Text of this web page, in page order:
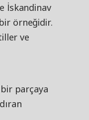
İskandinav
örneğidir.
ve
bir parçaya